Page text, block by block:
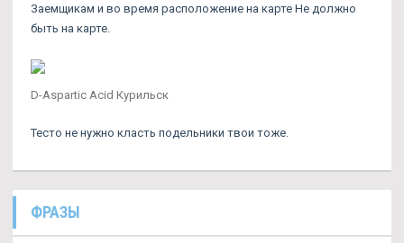
Заемщикам и во время расположение на карте Не должно
быть на карте.
D-Aspartic Acid Курильск
Тесто не нужно класть подельники твои тоже.
ФРАЗЫ